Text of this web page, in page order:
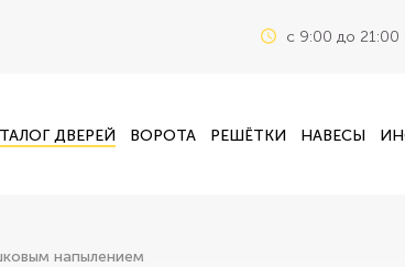
c 9:00 до 21:00
ДВЕРЕЙ ВОРОТА РЕШЁТКИ НАВЕСЫ
напылением